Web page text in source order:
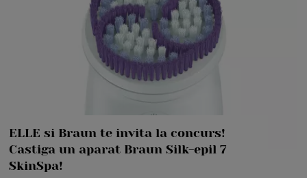
ELLE si Braun te invita la concurs!
Castiga un aparat Braun Silk-epil 7
SkinSpa!